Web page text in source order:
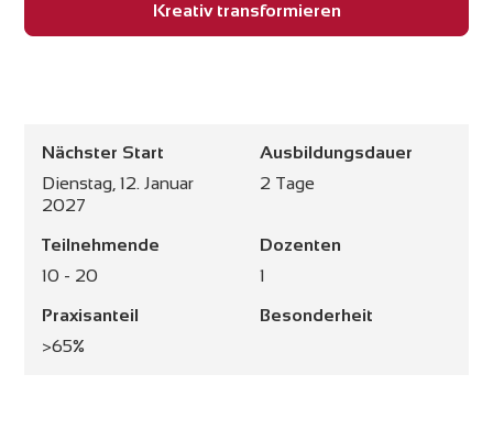
Kreativ transformieren
Nächster Start
Dienstag, 12. Januar
2027
Ausbildungsdauer
2 Tage
Teilnehmende
10 - 20
Dozenten
1
Praxisanteil
>65%
Besonderheit